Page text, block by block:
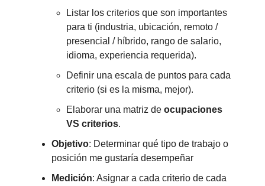
Listar los criterios que son importantes
para ti (industria, ubicación, remoto /
presencial / híbrido, rango de salario,
idioma, experiencia requerida).
Definir una escala de puntos para cada
criterio (si es la misma, mejor).
Elaborar una matriz de ocupaciones
VS criterios.
Objetivo: Determinar qué tipo de trabajo o
posición me gustaría desempeñar
Medición: Asignar a cada criterio de cada